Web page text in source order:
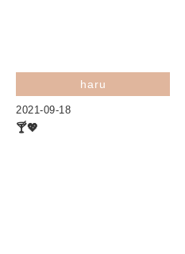
haru
2021-09-18
🍸💖